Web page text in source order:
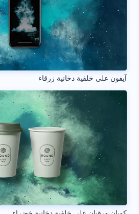
آيفون على خلفية دخانية زرقاء